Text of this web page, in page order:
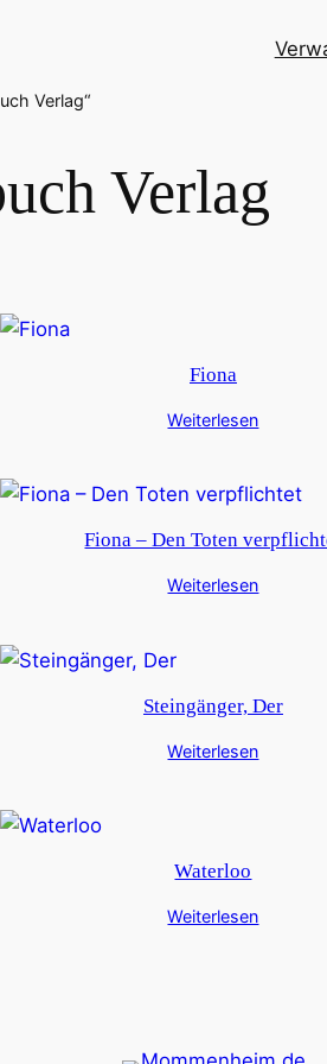
Verlag“
Verlag
Fiona
Weiterlesen
Fiona – Den Toten
Weiterlesen
Steingänger, Der
Weiterlesen
Waterloo
Weiterlesen